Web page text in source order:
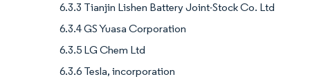
6.3.3 Tianjin Lishen Battery Joint-Stock Co. Ltd
6.3.4 GS Yuasa Corporation
6.3.5 LG Chem Ltd
6.3.6 Tesla, incorporation